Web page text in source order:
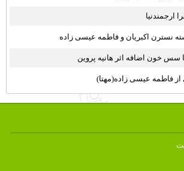
ارجمندنیا
نسترن اکبریان و فاطمه عیسی زاده
سس خون اضافه اثر هانیه پروین
فاطمه عیسی زاده(مهتا)